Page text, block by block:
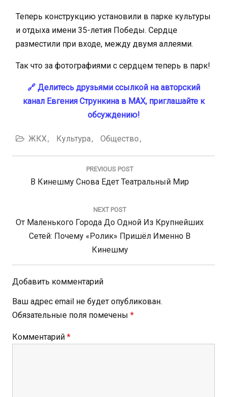
Теперь конструкцию установили в парке культуры
и отдыха имени 35-летия Победы. Сердце
разместили при входе, между двумя аллеями.
Так что за фотографиями с сердцем теперь в парк!
🔗 Делитесь друзьями ссылкой на авторский
канал Евгения Стрункина в MAX, приглашайте к
обсуждению!
ЖКХ Культура Общество
PREVIOUS POST
Previous
В Кинешму Снова Едет Театральный Мир
NEXT POST
Next
Post:
От Маленького Города До Одной Из Крупнейших
Сетей: Почему «Ролик» Пришёл Именно В
Кинешму
Добавить комментарий
Ваш адрес email не будет опубликован.
Обязательные поля помечены *
Комментарий *